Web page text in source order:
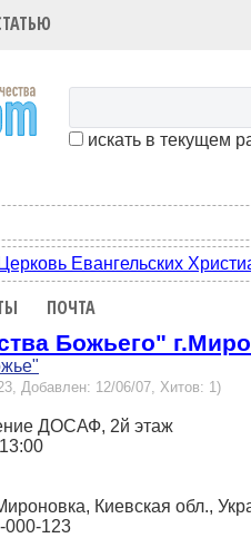
искать в текущем
Церковь Евангельских
ПОЧТА
Божьего"
Добавлен: 12/06/07, Хитов: 1)
ДОСАФ, 2й этаж
Киевская обл.,
000-123